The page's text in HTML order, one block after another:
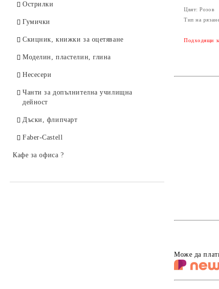
Острилки
Гумички
Скицник, книжки за оцетяване
Моделин, пластелин, глина
Несесери
Чанти за допълнителна училищна
дейност
Дъски, флипчарт
Faber-Castell
Кафе за офиса ?
Цвят:Розов
Тип на
Подходящи
Може да